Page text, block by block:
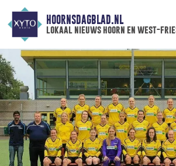
HOORNSDAGBLAD.NL
lokaal nieuws hoorn en west-